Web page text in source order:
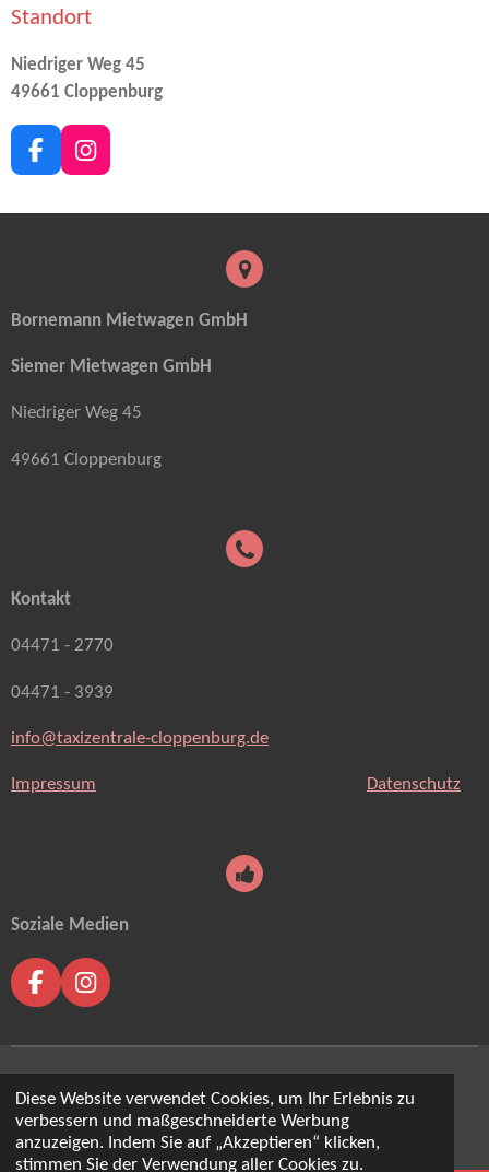
Diese Website verwendet Cookies, um Ihr Erlebnis zu
verbessern und maßgeschneiderte Werbung
anzuzeigen. Indem Sie auf „Akzeptieren“ klicken,
stimmen Sie der Verwendung aller Cookies zu.
Standort
Niedriger Weg 45
49661 Cloppenburg
F
a
k
I
n
a
Bornemann Mietwagen GmbH
Siemer Mietwagen GmbH
Niedriger Weg 45
49661 Cloppenburg
Kontakt
04471 - 2770
04471 - 3939
info@taxizentrale-cloppenburg.de
Impressum Datenschutz
Soziale Medien
F
a
b
o
o
k
I
n
a
g
r
a
m
Mit ❤️erstellt in Cloppenburg